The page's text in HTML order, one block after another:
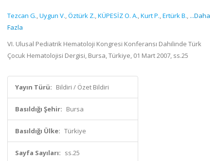
Tezcan G.,Uygun V.,Öztürk Z.,KÜPESİZ O. A.,Kurt P.,Ertürk B., ...Daha
Fazla
VI. Ulusal Pediatrik Hematoloji Kongresi Konferansı Dahilinde Türk
Çocuk Hematolojisi Dergisi, Bursa, Türkiye, 01 Mart 2007, ss.25
Yayın Türü: Bildiri / Özet Bildiri
Basıldığı Şehir: Bursa
Basıldığı Ülke: Türkiye
Sayfa Sayıları: ss.25